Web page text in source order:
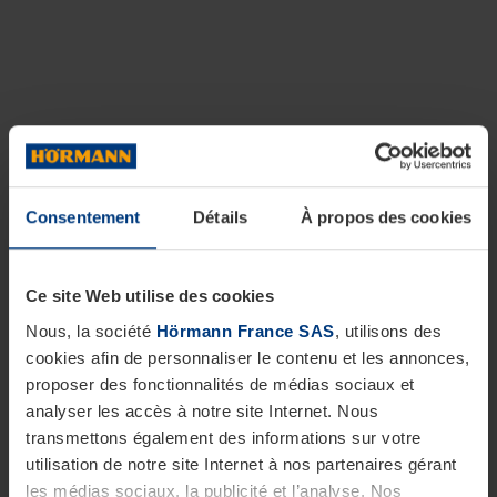
Consentement Détails À propos des cookies
Ce site Web utilise des cookies
Nous, la société Hörmann France SAS, utilisons des
cookies afin de personnaliser le contenu et les annonces,
proposer des fonctionnalités de médias sociaux et
analyser les accès à notre site Internet. Nous
transmettons également des informations sur votre
utilisation de notre site Internet à nos partenaires gérant
les médias sociaux, la publicité et l’analyse. Nos